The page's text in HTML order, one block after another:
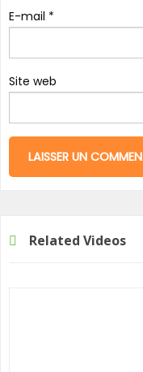
E-mail *
Site web
Related Videos